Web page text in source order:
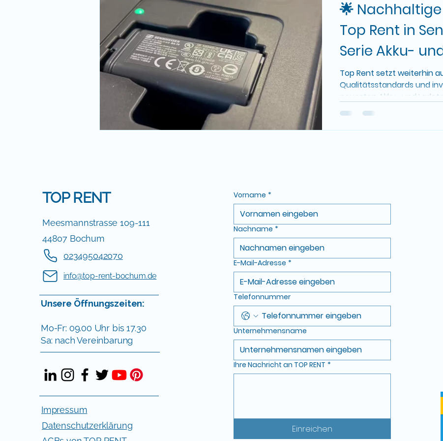
🌟
Top Rent in
Serie Akku-
Top Rent setzt weiterhin
Qualitätsstandards und
neuesten Akku- und
Sennheiser...
TOP RENT
Meesmannstrasse 109-111
44807 Bochum
023495042070
info@top-rent-bochum.de
Unsere Öffnungszeiten:
Mo-Fr: 09.00 Uhr bis 17.30
Sa: nach Vereinbarung
Impressum
Datenschutzerklärung
Vorname *
Nachname *
E-Mail-Adresse *
Telefonnummer
Unternehmensname
Ihre Nachricht an TOP RENT *
Einreichen